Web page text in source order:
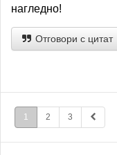
нагледно!
Отговори с цитат
1 2 3